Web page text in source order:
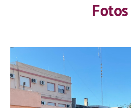
Fotos